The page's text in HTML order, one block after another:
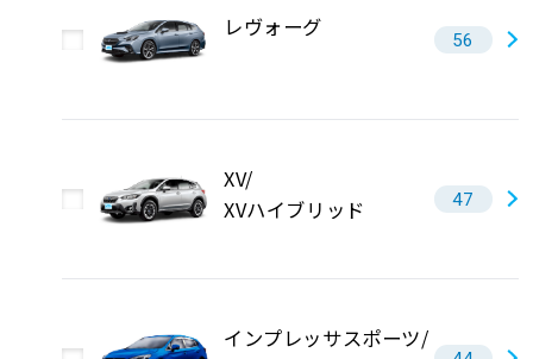
レヴォーグ 56
XV/
XVハイブリッド
47
インプレッサスポーツ/